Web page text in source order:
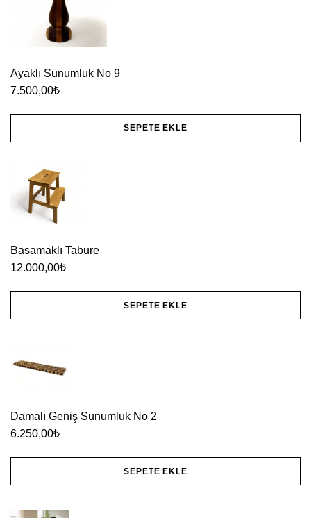
Ayaklı Sunumluk No 9
7.500,00₺
SEPETE EKLE
Basamaklı Tabure
12.000,00₺
SEPETE EKLE
Damalı Geniş Sunumluk No 2
6.250,00₺
SEPETE EKLE